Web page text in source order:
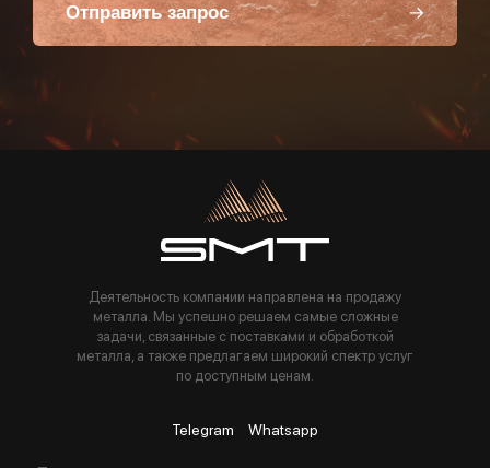
Отправить запрос
Пользуясь данной формой вы соглашаетесь с политикой компании
Деятельность компании направлена на продажу
металла. Мы успешно решаем самые сложные
задачи, связанные с поставками и обработкой
металла, а также предлагаем широкий спектр услуг
по доступным ценам.
Telegram Whatsapp